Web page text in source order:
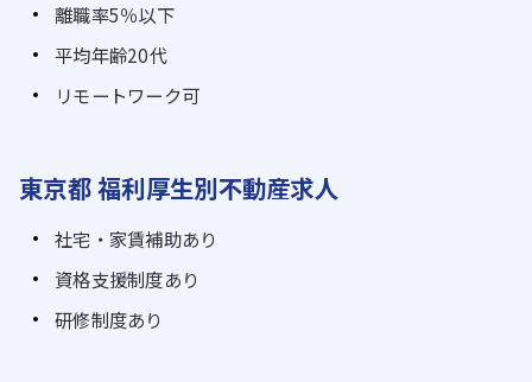
離職率5％以下
平均年齢20代
リモートワーク可
東京都 福利厚生別不動産求人
社宅・家賃補助あり
資格支援制度あり
研修制度あり